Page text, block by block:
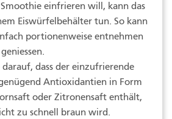
einfrieren will, kann das
Eiswürfelbehälter tun. So kann
portionenweise entnehmen
darauf, dass der einzufrierende
Antioxidantien in Form
oder Zitronensaft enthält,
zu schnell braun wird.